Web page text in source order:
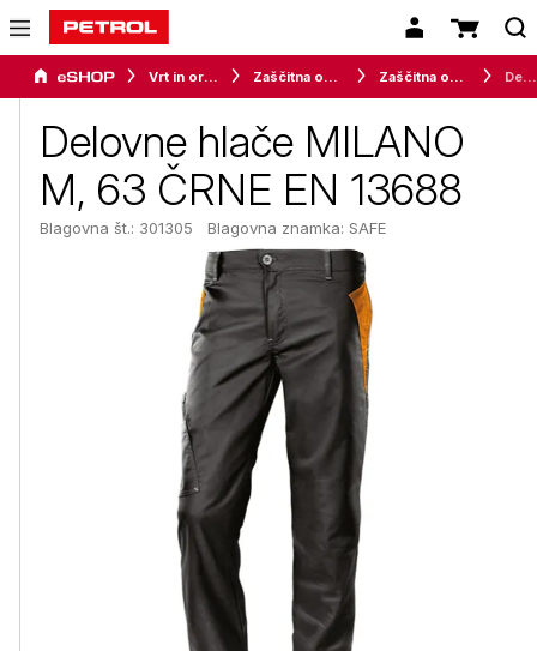
Vrt in orodje Zaščitna oprema Zaščitna oblačila
Delovne hlače MILANO
M, 63 ČRNE EN 13688
Blagovna št.: 301305 Blagovna znamka: SAFE